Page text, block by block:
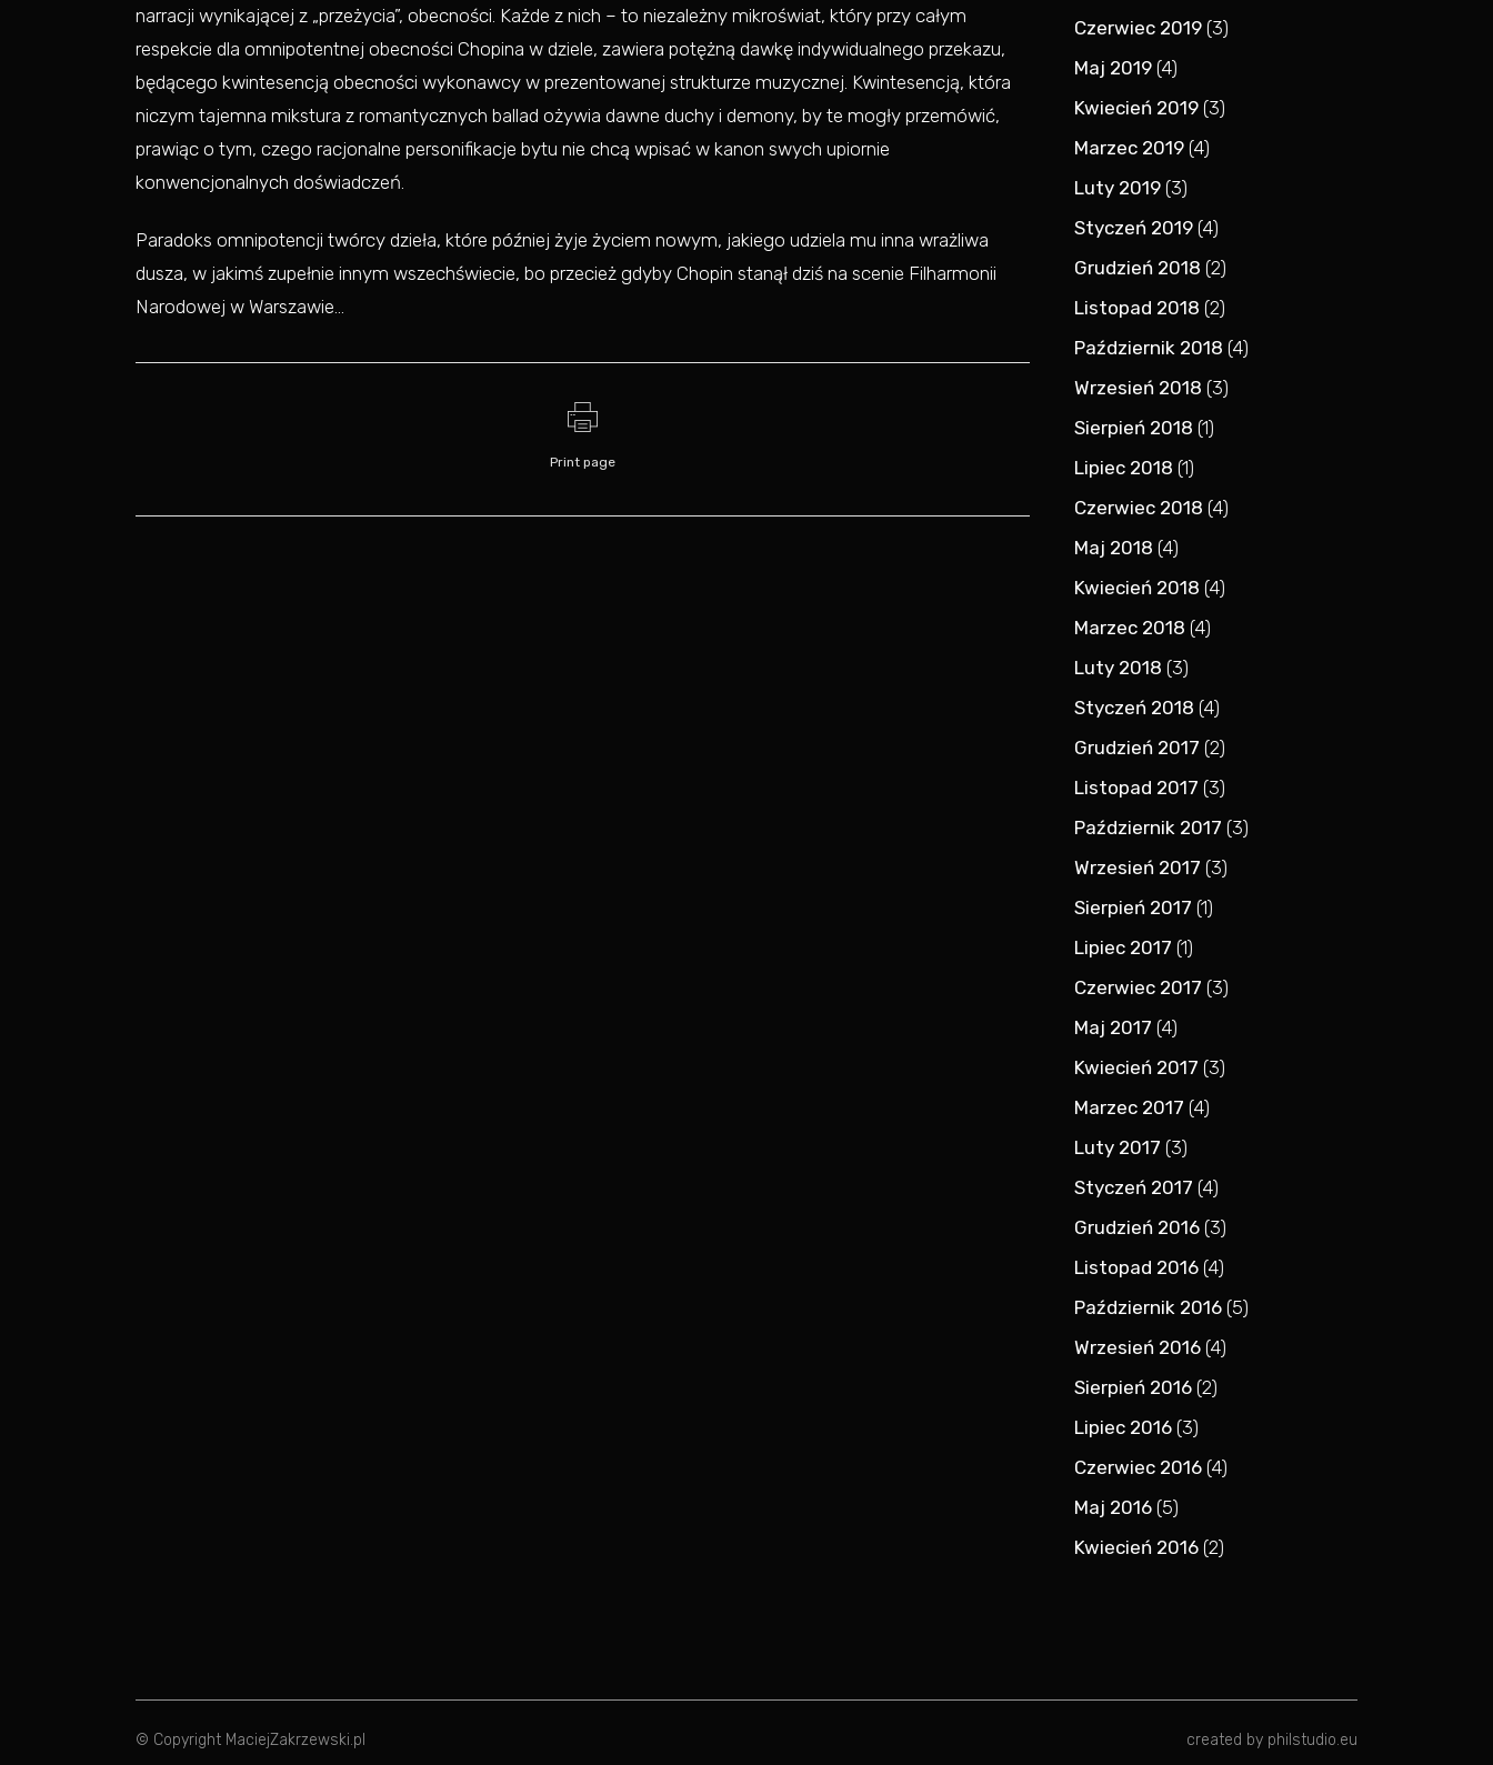
narracji wynikającej z „przeżycia”, obecności. Każde z nich – to niezależny mikroświat, który przy całym
respekcie dla omnipotentnej obecności Chopina w dziele, zawiera potężną dawkę indywidualnego przekazu,
będącego kwintesencją obecności wykonawcy w prezentowanej strukturze muzycznej. Kwintesencją, która
niczym tajemna mikstura z romantycznych ballad ożywia dawne duchy i demony, by te mogły przemówić,
prawiąc o tym, czego racjonalne personifikacje bytu nie chcą wpisać w kanon swych upiornie
konwencjonalnych doświadczeń.
Paradoks omnipotencji twórcy dzieła, które później żyje życiem nowym, jakiego udziela mu inna wrażliwa
dusza, w jakimś zupełnie innym wszechświecie, bo przecież gdyby Chopin stanął dziś na scenie Filharmonii
Narodowej w Warszawie…
Print page
Czerwiec 2019 (3)
Maj 2019 (4)
Kwiecień 2019 (3)
Marzec 2019 (4)
Luty 2019 (3)
Styczeń 2019 (4)
Grudzień 2018 (2)
Listopad 2018 (2)
Październik 2018 (4)
Wrzesień 2018 (3)
Sierpień 2018 (1)
Lipiec 2018 (1)
Czerwiec 2018 (4)
Maj 2018 (4)
Kwiecień 2018 (4)
Marzec 2018 (4)
Luty 2018 (3)
Styczeń 2018 (4)
Grudzień 2017 (2)
Listopad 2017 (3)
Październik 2017 (3)
Wrzesień 2017 (3)
Sierpień 2017 (1)
Lipiec 2017 (1)
Czerwiec 2017 (3)
Maj 2017 (4)
Kwiecień 2017 (3)
Marzec 2017 (4)
Luty 2017 (3)
Styczeń 2017 (4)
Grudzień 2016 (3)
Listopad 2016 (4)
Październik 2016 (5)
Wrzesień 2016 (4)
Sierpień 2016 (2)
Lipiec 2016 (3)
Czerwiec 2016 (4)
Maj 2016 (5)
Kwiecień 2016 (2)
© Copyright MaciejZakrzewski.pl created by philstudio.eu